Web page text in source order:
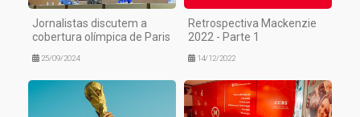
Jornalistas discutem a
cobertura olímpica de Paris
25/09/2024
Retrospectiva Mackenzie
2022 - Parte 1
14/12/2022